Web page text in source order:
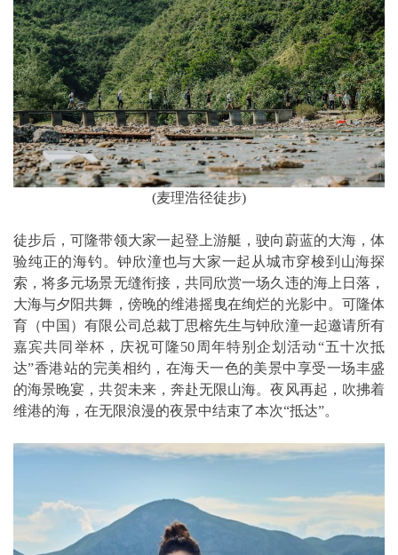
(麦理浩径徒步)
徒步后，可隆带领大家一起登上游艇，驶向蔚蓝的大海，体
验纯正的海钓。钟欣潼也与大家一起从城市穿梭到山海探
索，将多元场景无缝衔接，共同欣赏一场久违的海上日落，
大海与夕阳共舞，傍晚的维港摇曳在绚烂的光影中。可隆体
育（中国）有限公司总裁丁思榕先生与钟欣潼一起邀请所有
嘉宾共同举杯，庆祝可隆50周年特别企划活动“五十次抵
达”香港站的完美相约，在海天一色的美景中享受一场丰盛
的海景晚宴，共贺未来，奔赴无限山海。夜风再起，吹拂着
维港的海，在无限浪漫的夜景中结束了本次“抵达”。